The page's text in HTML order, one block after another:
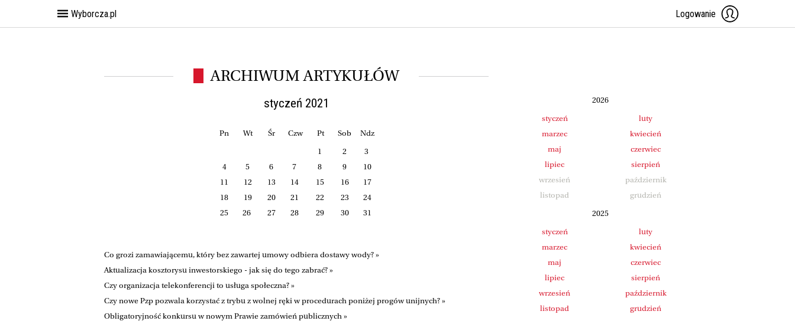
Wyborcza.pl Logowanie
ARCHIWUM ARTYKUŁÓW
styczeń 2021
Pn Wt Śr Czw Pt Sob Ndz
1 2
3
4
5 6 7 8 9
10
11
12 13 14 15 16
17
18
19 20 21 22 23
24
25
26 27 28 29 30 31
Co grozi zamawiającemu, który bez zawartej umowy odbiera dostawy wody? »
Aktualizacja kosztorysu inwestorskiego - jak się do tego zabrać? »
Czy organizacja telekonferencji to usługa społeczna? »
Czy nowe Pzp pozwala korzystać z trybu z wolnej ręki w procedurach poniżej progów unijnych? »
Obligatoryjność konkursu w nowym Prawie zamówień publicznych »
2026
styczeń
luty
marzec
kwiecień
maj
czerwiec
lipiec
sierpień
wrzesień
październik
listopad
grudzień
2025
styczeń
luty
marzec
kwiecień
maj
czerwiec
lipiec
sierpień
wrzesień
październik
listopad
grudzień